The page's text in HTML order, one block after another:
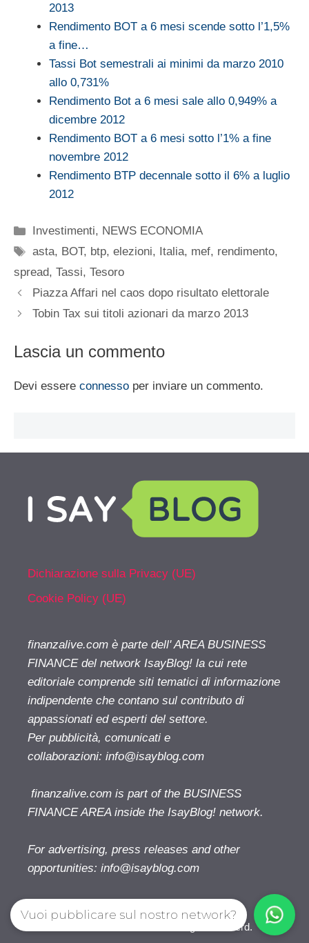
2013
Rendimento BOT a 6 mesi scende sotto l’1,5%
a fine…
Tassi Bot semestrali ai minimi da marzo 2010
allo 0,731%
Rendimento Bot a 6 mesi sale allo 0,949% a
dicembre 2012
Rendimento BOT a 6 mesi sotto l’1% a fine
novembre 2012
Rendimento BTP decennale sotto il 6% a luglio
2012
Categorie
Investimenti, NEWS ECONOMIA
Tag
asta, BOT, btp,elezioni, Italia, mef, rendimento,
spread, Tassi, Tesoro
Piazza Affari nel caos dopo risultato elettorale
Tobin Tax sui titoli azionari da marzo 2013
Lascia un commento
Devi essere connesso per inviare un commento.
Dichiarazione sulla Privacy (UE)
Cookie Policy (UE)
finanzalive.com è parte dell' AREA BUSINESS
FINANCE del network IsayBlog! la cui rete
editoriale comprende siti tematici di informazione
indipendente che contano sul contributo di
appassionati ed esperti del settore.
Per pubblicità, comunicati e
collaborazioni: info@isayblog.com
finanzalive.com is part of the BUSINESS
FINANCE AREA inside the IsayBlog! network.
For advertising, press releases and other
opportunities: info@isayblog.com
Finanzalive.com © 2026. All right reserverd.
Vuoi pubblicare sul nostro network?